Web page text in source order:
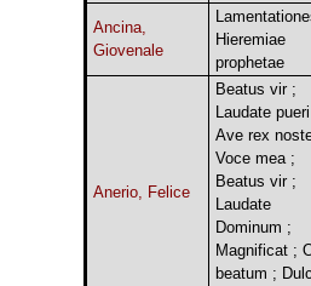
Ancina,
Giovenale
Hieremiae
prophetae
Anerio, Felice
Beatus vir ;
Laudate
Ave rex
Voce mea ;
Beatus vir ;
Laudate
Dominum ;
Magnificat ;
beatum ;